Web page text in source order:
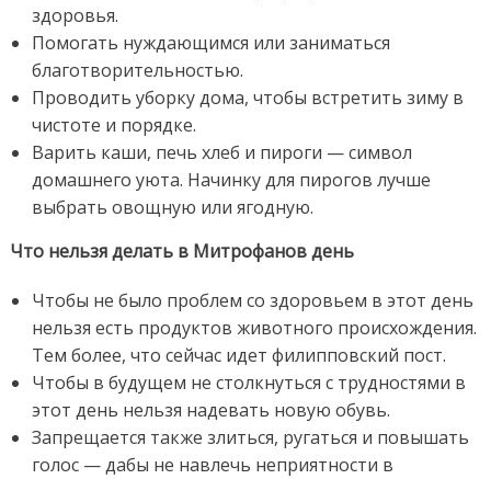
здоровья.
Помогать нуждающимся или заниматься
благотворительностью.
Проводить уборку дома, чтобы встретить зиму в
чистоте и порядке.
Варить каши, печь хлеб и пироги — символ
домашнего уюта. Начинку для пирогов лучше
выбрать овощную или ягодную.
Что нельзя делать в Митрофанов день
Чтобы не было проблем со здоровьем в этот день
нельзя есть продуктов животного происхождения.
Тем более, что сейчас идет филипповский пост.
Чтобы в будущем не столкнуться с трудностями в
этот день нельзя надевать новую обувь.
Запрещается также злиться, ругаться и повышать
голос — дабы не навлечь неприятности в